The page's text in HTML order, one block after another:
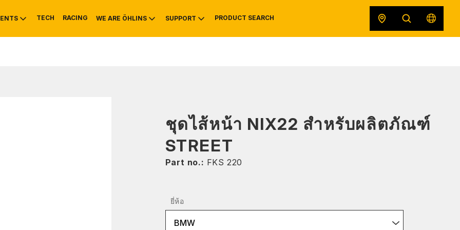
MOUNTAIN BIKE
TECH RACING WE ARE ÖHLINS
ORIGINAL EQUIPMENT
SUPPORT
SERVICE INFO & RECALLS SAFETY DATA SHEETS
PRODUCT SEARCH
ชุดไส้หน้า NIX22 สำหรับผลิตภัณฑ์
STREET
Part no.: FKS 220
ยี่ห้อ
BMW